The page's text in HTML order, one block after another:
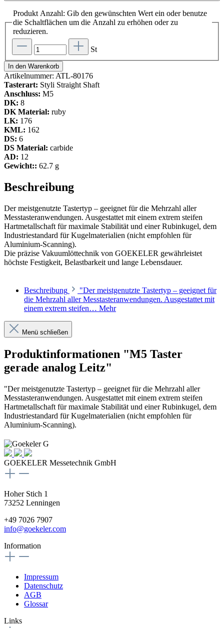
Produkt Anzahl: Gib den gewünschten Wert ein oder benutze
die Schaltflächen um die Anzahl zu erhöhen oder zu
reduzieren.
St
In den Warenkorb
Artikelnummer: ATL-80176
Tasterart: Styli Straight Shaft
Anschluss: M5
DK: 8
DK Material: ruby
LK: 176
KML: 162
DS: 6
DS Material: carbide
AD: 12
Gewicht:: 62.7 g
Beschreibung
Der meistgenutzte Tastertyp – geeignet für die Mehrzahl aller
Messtasteranwendungen. Ausgestattet mit einem extrem steifen
Hartmetallschaft für maximale Stabilität und einer Rubinkugel, dem
Industriestandard für Kugelmaterialien (nicht empfohlen für
Aluminium-Scanning).
Die präzise Vakuumlöttechnik von GOEKELER gewährleistet
höchste Festigkeit, Belastbarkeit und lange Lebensdauer.
Beschreibung
"Der meistgenutzte Tastertyp – geeignet für
die Mehrzahl aller Messtasteranwendungen. Ausgestattet mit
einem extrem steifen… Mehr
Menü schließen
Produktinformationen "M5 Taster
gerade analog Leitz"
"Der meistgenutzte Tastertyp – geeignet für die Mehrzahl aller
Messtasteranwendungen. Ausgestattet mit einem extrem steifen
Hartmetallschaft für maximale Stabilität und einer Rubinkugel, dem
Industriestandard für Kugelmaterialien (nicht empfohlen für
Aluminium-Scanning).
GOEKELER Messetechnik GmbH
Hoher Stich 1
73252 Lenningen
+49 7026 7907
info@goekeler.com
Information
Impressum
Datenschutz
AGB
Glossar
Links